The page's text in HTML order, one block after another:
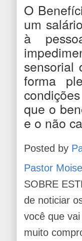
O
um
à
sensorial
forma
que o
e o não
Posted by
Pastor
SOBRE
de noticiar
você que
muito